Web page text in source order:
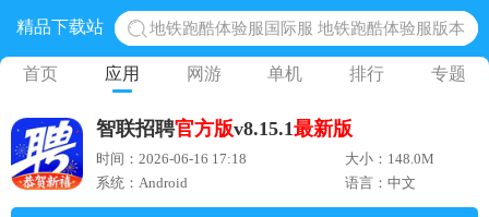
精品下载站
地铁跑酷体验服国际服 地铁跑酷体验服版本
网易光遇手游正版 点亮星空共庆周年
蛋仔派对下载 蛋仔派对体验服
奥特曼王者传奇 正版奥特曼游戏
首页 应用 网游 单机 排行 专题
智联招聘官方版v8.15.1最新版
时间：2026-06-16 17:18
大小：148.0M
系统：Android
语言：中文